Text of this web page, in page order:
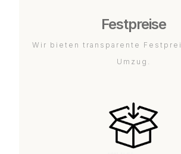
Festpreise
Wir bieten transparente
Umzug.